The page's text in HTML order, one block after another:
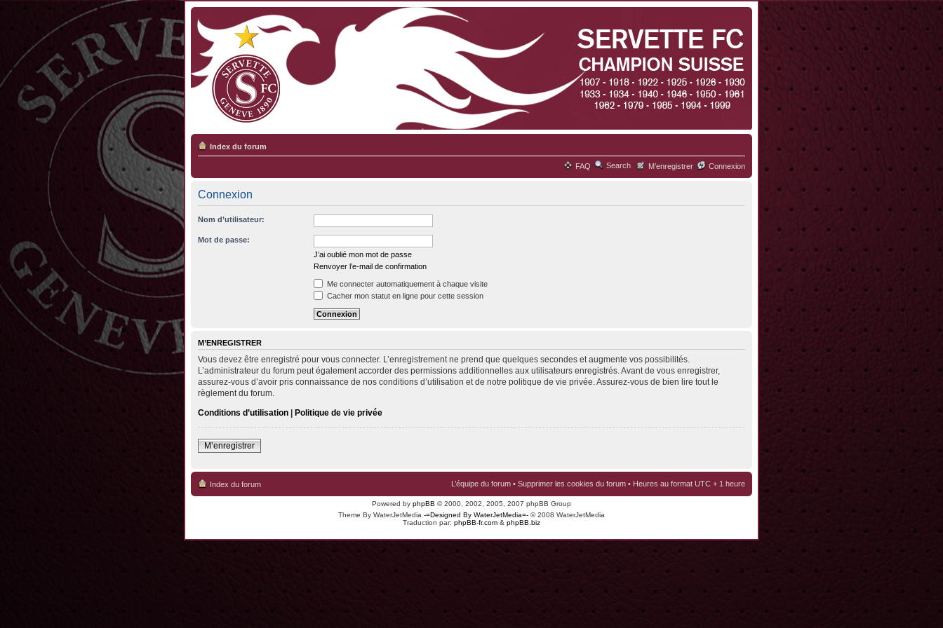
Index du forum
FAQ Search M’enregistrer Connexion
Connexion
Nom d’utilisateur:
Mot de passe:
J’ai oublié mon mot de passe
Renvoyer l’e-mail de confirmation
Me connecter automatiquement à chaque visite
Cacher mon statut en ligne pour cette session
M’ENREGISTRER
Vous devez être enregistré pour vous connecter. L’enregistrement ne prend que quelques secondes et augmente vos possibilités.
L’administrateur du forum peut également accorder des permissions additionnelles aux utilisateurs enregistrés. Avant de vous enregistrer,
assurez-vous d’avoir pris connaissance de nos conditions d’utilisation et de notre politique de vie privée. Assurez-vous de bien lire tout le
règlement du forum.
Conditions d’utilisation | Politique de vie privée
M’enregistrer
Index du forum L’équipe du forum • Supprimer les cookies du forum • Heures au format UTC + 1 heure
Powered by phpBB © 2000, 2002, 2005, 2007 phpBB Group
Theme By WaterJetMedia -=Designed By WaterJetMedia=- © 2008 WaterJetMedia
Traduction par: phpBB-fr.com & phpBB.biz